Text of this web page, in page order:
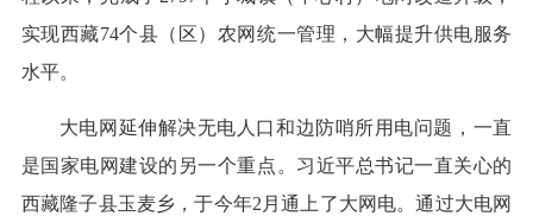
实现西藏74个县（区）农网统一管理，大幅提升供电服务
水平。
大电网延伸解决无电人口和边防哨所用电问题，一直
是国家电网建设的另一个重点。习近平总书记一直关心的
西藏隆子县玉麦乡，于今年2月通上了大网电。通过大电网